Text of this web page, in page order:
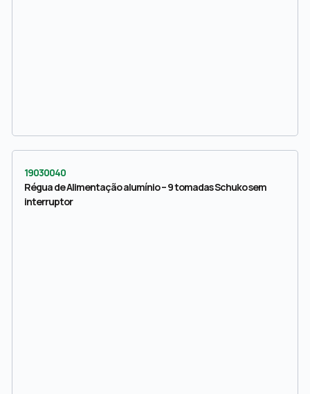
19030040
Régua de Alimentação alumínio – 9 tomadas Schuko sem
interruptor